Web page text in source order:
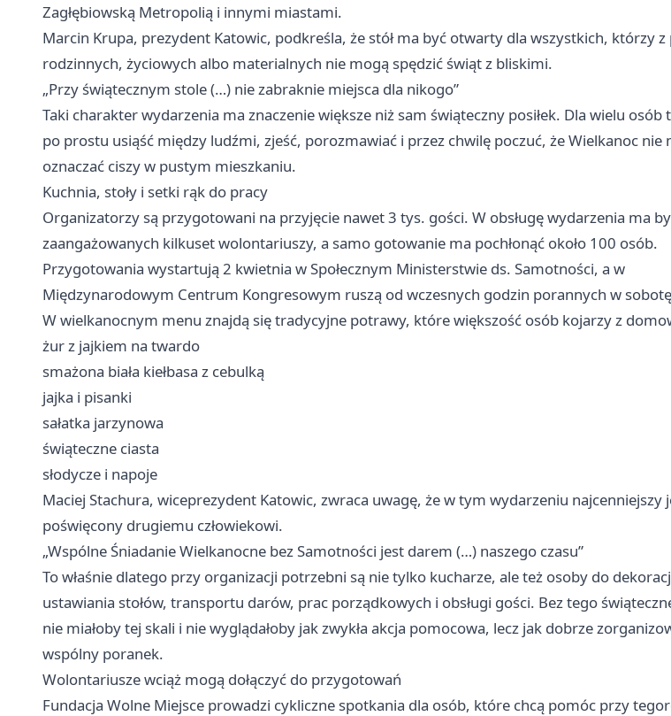
Zagłębiowską Metropolią i innymi miastami.
Marcin Krupa, prezydent Katowic, podkreśla, że stół ma być otwarty dla wszystkich, którzy
rodzinnych, życiowych albo materialnych nie mogą spędzić świąt z bliskimi.
„Przy świątecznym stole (…) nie zabraknie miejsca dla nikogo”
Taki charakter wydarzenia ma znaczenie większe niż sam świąteczny posiłek. Dla wielu osób
po prostu usiąść między ludźmi, zjeść, porozmawiać i przez chwilę poczuć, że Wielkanoc nie
oznaczać ciszy w pustym mieszkaniu.
Kuchnia, stoły i setki rąk do pracy
Organizatorzy są przygotowani na przyjęcie nawet 3 tys. gości. W obsługę wydarzenia ma
zaangażowanych kilkuset wolontariuszy, a samo gotowanie ma pochłonąć około 100 osób.
Przygotowania wystartują 2 kwietnia w Społecznym Ministerstwie ds. Samotności, a w
Międzynarodowym Centrum Kongresowym ruszą od wczesnych godzin porannych w
W wielkanocnym menu znajdą się tradycyjne potrawy, które większość osób kojarzy z
żur z jajkiem na twardo
smażona biała kiełbasa z cebulką
jajka i pisanki
sałatka jarzynowa
świąteczne ciasta
słodycze i napoje
Maciej Stachura, wiceprezydent Katowic, zwraca uwagę, że w tym wydarzeniu najcenniejszy
poświęcony drugiemu człowiekowi.
„Wspólne Śniadanie Wielkanocne bez Samotności jest darem (…) naszego czasu”
To właśnie dlatego przy organizacji potrzebni są nie tylko kucharze, ale też osoby do
ustawiania stołów, transportu darów, prac porządkowych i obsługi gości. Bez tego
nie miałoby tej skali i nie wyglądałoby jak zwykła akcja pomocowa, lecz jak dobrze
wspólny poranek.
Wolontariusze wciąż mogą dołączyć do przygotowań
Fundacja Wolne Miejsce prowadzi cykliczne spotkania dla osób, które chcą pomóc przy